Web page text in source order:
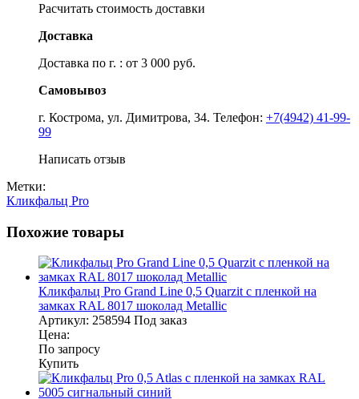
Расчитать стоимость доставки
Доставка
Доставка по г. : от 3 000 руб.
Самовывоз
г. Кострома, ул. Димитрова, 34. Телефон: +7(4942) 41-99-
99
Написать отзыв
Метки:
Кликфальц Pro
Похожие товары
Кликфальц Pro Grand Line 0,5 Quarzit с пленкой на
замках RAL 8017 шоколад Metallic
Артикул: 258594 Под заказ
Цена:
По запросу
Купить